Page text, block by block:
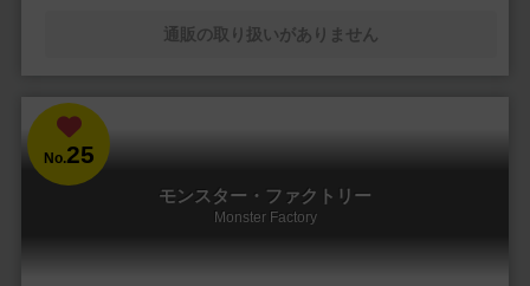
通販の取り扱いがありません
No.25
モンスター・ファクトリー
Monster Factory